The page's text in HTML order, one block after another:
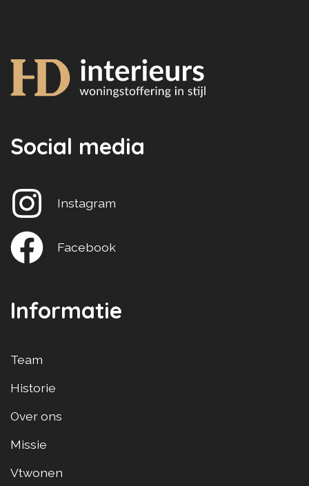
Social media
Instagram
Facebook
Informatie
Team
Historie
Over ons
Missie
Vtwonen